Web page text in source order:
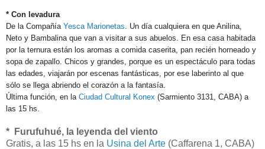
* Con levadura
De la Compañía Yesca Marionetas . Un día cualquiera en que Anilina,
Neto y Bambalina que van a visitar a sus abuelos. En esa casa habitada
por la ternura están los aromas a comida caserita, pan recién horneado y
sopa de zapallo. Chicos y grandes, porque es un espectáculo para todas
las edades, viajarán por escenas fantásticas, por ese laberinto al que
sólo se llega abriendo el corazón a la fantasía.
Última función, en la Ciudad Cultural Konex (Sarmiento 3131, CABA) a
las 15 hs.
* Furufuhué, la leyenda del viento
Gratis, a las 15 hs en la Usina del Arte (Caffarena 1, CABA)